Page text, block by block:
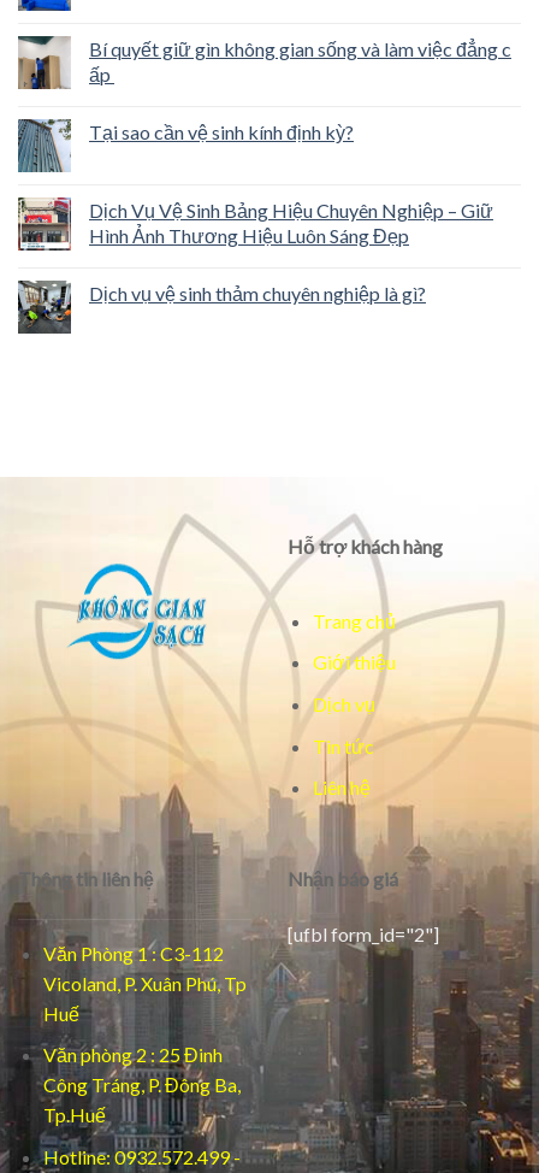
Bí quyết giữ gìn không gian sống và làm việc đẳng c
ấp
Tại sao cần vệ sinh kính định kỳ?
Dịch Vụ Vệ Sinh Bảng Hiệu Chuyên Nghiệp – Giữ
Hình Ảnh Thương Hiệu Luôn Sáng Đẹp
Dịch vụ vệ sinh thảm chuyên nghiệp là gì?
Hỗ trợ khách hàng
Trang chủ
Giới thiệu
Dịch vụ
Tin tức
Liên hệ
Thông tin liên hệ
Văn Phòng 1 : C3-112
Vicoland, P. Xuân Phú, Tp
Huế
Văn phòng 2 : 25 Đinh
Công Tráng, P. Đông Ba,
Tp.Huế
Hotline: 0932.572.499 -
Nhận báo giá
[ufbl form_id="2"]